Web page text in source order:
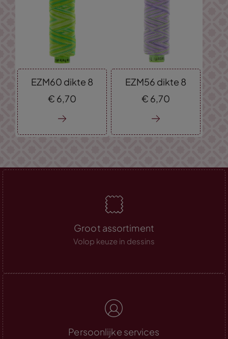
EZM60 dikte 8
€ 6, 70
EZM56 dikte 8
€ 6, 70
Groot assortiment
Volop keuze in dessins
Persoonlijke services